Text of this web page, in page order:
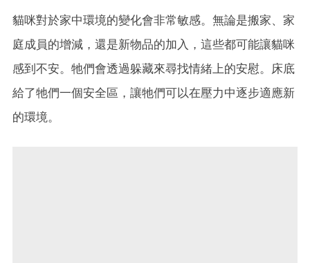
貓咪對於家中環境的變化會非常敏感。無論是搬家、家
庭成員的增減，還是新物品的加入，這些都可能讓貓咪
感到不安。牠們會透過躲藏來尋找情緒上的安慰。床底
給了牠們一個安全區，讓牠們可以在壓力中逐步適應新
的環境。